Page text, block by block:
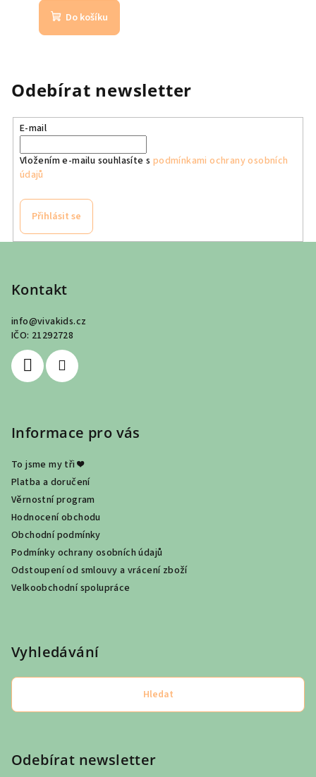
Do košíku
Odebírat newsletter
E-mail
Vložením e-mailu souhlasíte s podmínkami ochrany osobních
údajů
Přihlásit se
Kontakt
info@vivakids.cz
IČO: 21292728
Informace pro vás
To jsme my tři ❤
Platba a doručení
Věrnostní program
Hodnocení obchodu
Obchodní podmínky
Podmínky ochrany osobních údajů
Odstoupení od smlouvy a vrácení zboží
Velkoobchodní spolupráce
Vyhledávání
Hledat
Odebírat newsletter